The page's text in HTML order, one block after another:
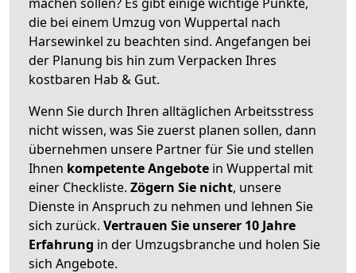
die bei einem Umzug von Wuppertal nach
Harsewinkel zu beachten sind. Angefangen bei
der Planung bis hin zum Verpacken Ihres
kostbaren Hab & Gut.
Wenn Sie durch Ihren alltäglichen Arbeitsstress
nicht wissen, was Sie zuerst planen sollen, dann
übernehmen unsere Partner für Sie und stellen
Ihnen kompetente Angebote in Wuppertal mit
einer Checkliste. Zögern Sie nicht, unsere
Dienste in Anspruch zu nehmen und lehnen Sie
sich zurück. Vertrauen Sie unserer 10 Jahre
Erfahrung in der Umzugsbranche und holen Sie
sich Angebote.